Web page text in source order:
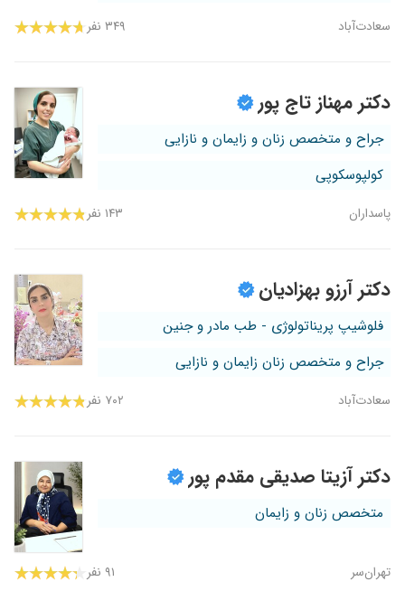
سعادت‌آباد ۳۴۹ نفر
دکتر مهناز تاج پور
جراح و متخصص زنان و زایمان و نازایی
کولپوسکوپی
پاسداران ۱۴۳ نفر
دکتر آرزو بهزادیان
فلوشیپ پریناتولوژی - طب مادر و جنین
جراح و متخصص زنان زایمان و نازایی
سعادت‌آباد ۷۰۲ نفر
دکتر آزیتا صدیقی مقدم پور
متخصص زنان و زایمان
تهران‌سر ۹۱ نفر